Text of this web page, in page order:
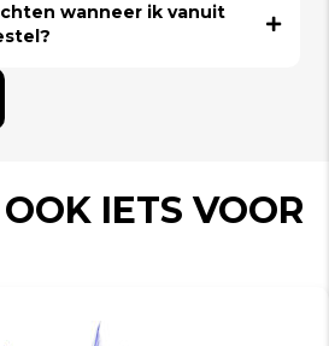
wanneer ik vanuit
IETS VOOR